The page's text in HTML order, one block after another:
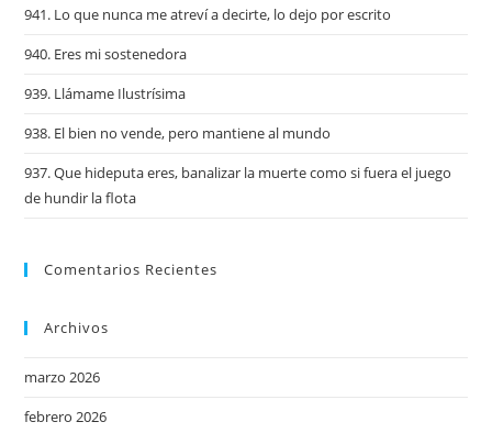
941. Lo que nunca me atreví a decirte, lo dejo por escrito
940. Eres mi sostenedora
939. Llámame Ilustrísima
938. El bien no vende, pero mantiene al mundo
937. Que hideputa eres, banalizar la muerte como si fuera el juego
de hundir la flota
Comentarios Recientes
Archivos
marzo 2026
febrero 2026